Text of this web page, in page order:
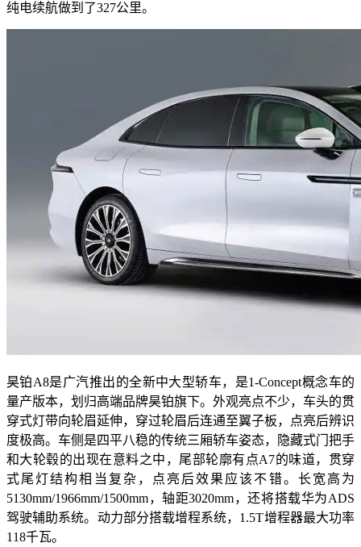
纯电续航做到了327公里。
昊铂A8是广汽推出的全新中大型轿车，是1-Concept概念车的
量产版本，划归高端品牌昊铂旗下。外观亮点不少，车头的贯
穿式灯带向轮眉延伸，穿过轮眉后连通至翼子板，点亮后辨识
度极高。车侧是四平八稳的传统三厢轿车姿态，隐藏式门把手
和大轮毂的出现在意料之中，尾部轮廓有点A7的味道，贯穿
式尾灯结构相当复杂，点亮后效果应该不错。长宽高为
5130mm/1966mm/1500mm，轴距3020mm，还将搭载华为ADS
驾驶辅助系统。动力部分搭载增程系统，1.5T增程器最大功率
118千瓦。